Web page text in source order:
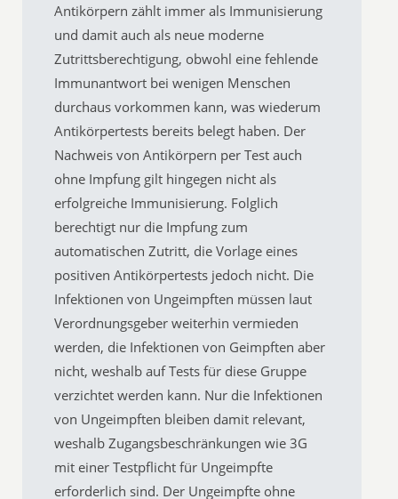
Antikörpern zählt immer als Immunisierung
und damit auch als neue moderne
Zutrittsberechtigung, obwohl eine fehlende
Immunantwort bei wenigen Menschen
durchaus vorkommen kann, was wiederum
Antikörpertests bereits belegt haben. Der
Nachweis von Antikörpern per Test auch
ohne Impfung gilt hingegen nicht als
erfolgreiche Immunisierung. Folglich
berechtigt nur die Impfung zum
automatischen Zutritt, die Vorlage eines
positiven Antikörpertests jedoch nicht. Die
Infektionen von Ungeimpften müssen laut
Verordnungsgeber weiterhin vermieden
werden, die Infektionen von Geimpften aber
nicht, weshalb auf Tests für diese Gruppe
verzichtet werden kann. Nur die Infektionen
von Ungeimpften bleiben damit relevant,
weshalb Zugangsbeschränkungen wie 3G
mit einer Testpflicht für Ungeimpfte
erforderlich sind. Der Ungeimpfte ohne